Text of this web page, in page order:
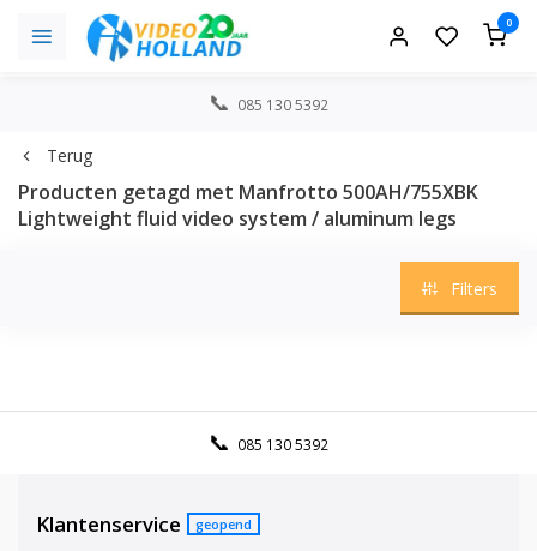
0
085 130 5392
Terug
Producten getagd met Manfrotto 500AH/755XBK
Lightweight fluid video system / aluminum legs
Filters
085 130 5392
Klantenservice geopend